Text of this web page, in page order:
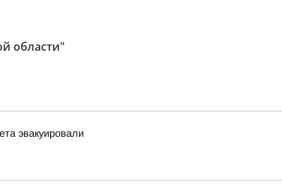
области"
эвакуировали